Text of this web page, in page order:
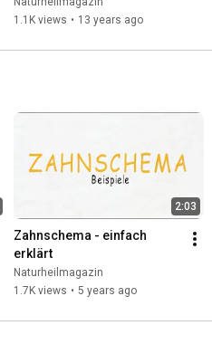
1.1K views • 13 years ago
2:03
Zahnschema - einfach
erklärt
Naturheilmagazin
1.7K views • 5 years ago